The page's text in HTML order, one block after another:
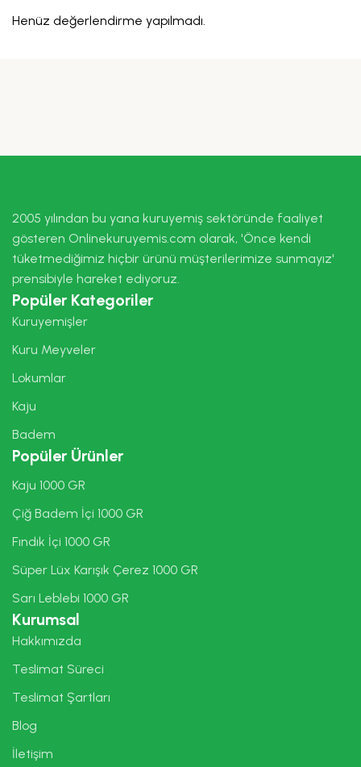
Henüz değerlendirme yapılmadı.
2005 yılından bu yana kuruyemiş sektöründe faaliyet
gösteren Onlinekuruyemis.com olarak, 'Önce kendi
tüketmediğimiz hiçbir ürünü müşterilerimize sunmayız'
prensibiyle hareket ediyoruz.
Popüler Kategoriler
Kuruyemişler
Kuru Meyveler
Lokumlar
Kaju
Badem
Popüler Ürünler
Kaju 1000 GR
Çiğ Badem İçi 1000 GR
Fındık İçi 1000 GR
Süper Lüx Karışık Çerez 1000 GR
Sarı Leblebi 1000 GR
Kurumsal
Hakkımızda
Teslimat Süreci
Teslimat Şartları
Blog
İletişim